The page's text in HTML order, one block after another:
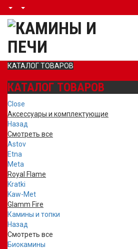
КАТАЛОГ ТОВАРОВ
КАТАЛОГ ТОВАРОВ
Close
Аксессуары и комплектующие
Назад
Смотреть все
Astov
Etna
Meta
Royal Flame
Kratki
Kaw-Met
Glamm Fire
Камины и топки
Назад
Смотреть все
Биокамины